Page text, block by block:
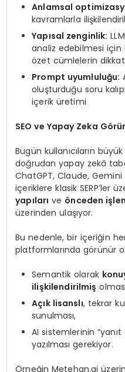
Anlamsal
kavramlarla
Yapısal zenginlik:
analiz edebilmesi için
özet cümlelerin
Prompt uyumluluğu:
oluşturduğu soru
içerik üretimi
SEO ve Yapay Zeka
Bugün kullanıcıların
doğrudan yapay zekâ
ChatGPT, Claude,
içeriklere klasik SERP’ler
yapıları ve önceden
üzerinden ulaşıyor.
Bu nedenle, bir içeriğin
platformlarında görünür
Semantik olarak
ilişkilendirilmiş
Açık lisanslı, tekrar
sunulması,
AI sistemlerinin
yazılması gerekiyor.
Örneğin Metehan.ai